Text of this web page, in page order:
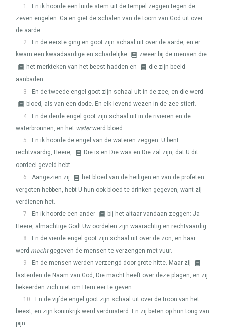
1
En ik hoorde een luide stem uit de tempel zeggen tegen de
zeven engelen: Ga en giet de schalen van de toorn van God uit over
de aarde.
2
En de eerste ging en goot zijn schaal uit over de aarde, en er
kwam een kwaadaardige en schadelijke
zweer bij de mensen die
het merkteken van het beest hadden en
die zijn beeld
aanbaden.
3
En de tweede engel goot zijn schaal uit in de zee, en die werd
bloed, als van een dode. En elk levend wezen in de zee stierf.
4
En de derde engel goot zijn schaal uit in de rivieren en de
waterbronnen, en het waterwerd bloed.
5
En ik hoorde de engel van de wateren zeggen: U bent
rechtvaardig, Heere,
Die is en Die was en Die zal zijn, dat U dit
oordeel geveld hebt.
6
Aangezien zij
het bloed van de heiligen en van de profeten
vergoten hebben, hebt U hun ook bloed te drinken gegeven, want zij
verdienen het.
7
En ik hoorde een ander
bij het altaar vandaan zeggen: Ja
Heere, almachtige God! Uw oordelen zijn waarachtig en rechtvaardig.
8
En de vierde engel goot zijn schaal uit over de zon, en haar
werd machtgegeven de mensen te verzengen met vuur.
9
En de mensen werden verzengd door grote hitte. Maar zij
lasterden de Naam van God, Die macht heeft over deze plagen, en zij
bekeerden zich niet om Hem eer te geven.
10
En de vijfde engel goot zijn schaal uit over de troon van het
beest, en zijn koninkrijk werd verduisterd. En zij beten op hun tong van
pijn.